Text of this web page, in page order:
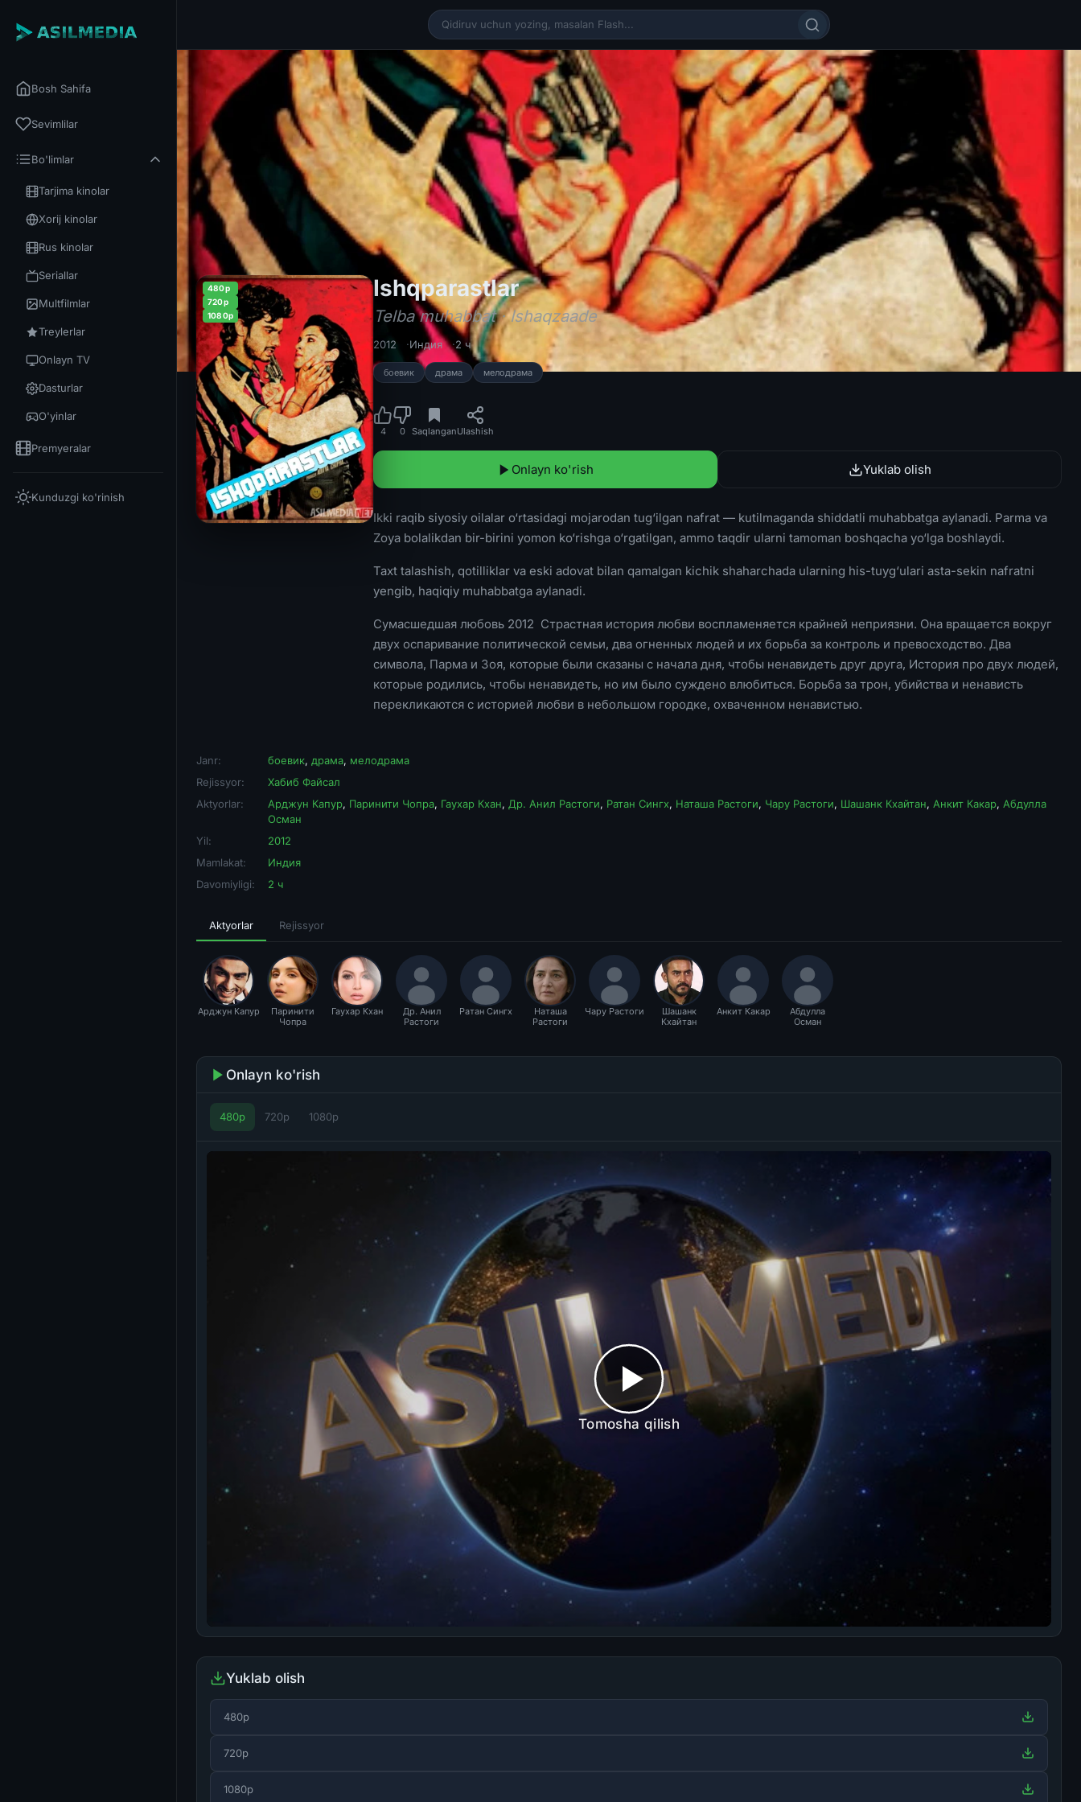
Bosh Sahifa
Sevimlilar
Bo'limlar
Tarjima kinolar
Xorij kinolar
Rus kinolar
Seriallar
Multfilmlar
Treylerlar
Onlayn TV
Dasturlar
O'yinlar
Premyeralar
Kunduzgi ko'rinish
480p
720p
1080p
IshqparastlarIshqparastlar / Telba muhabbat / Ishaqzaade
Telba muhabbat · Ishaqzaade
2012 Индия 2 ч
боевик драма мелодрама
4 0 SaqlanganUlashish
Onlayn ko'rish Yuklab olish
Ikki raqib siyosiy oilalar o‘rtasidagi mojarodan tug‘ilgan nafrat — kutilmaganda shiddatli muhabbatga aylanadi. Parma va
Zoya bolalikdan bir-birini yomon ko‘rishga o‘rgatilgan, ammo taqdir ularni tamoman boshqacha yo‘lga boshlaydi.
Taxt talashish, qotilliklar va eski adovat bilan qamalgan kichik shaharchada ularning his-tuyg‘ulari asta-sekin nafratni
yengib, haqiqiy muhabbatga aylanadi.
Сумасшедшая любовь 2012 Страстная история любви воспламеняется крайней неприязни. Она вращается вокруг
двух оспаривание политической семьи, два огненных людей и их борьба за контроль и превосходство. Два
символа, Парма и Зоя, которые были сказаны с начала дня, чтобы ненавидеть друг друга, История про двух людей,
которые родились, чтобы ненавидеть, но им было суждено влюбиться. Борьба за трон, убийства и ненависть
перекликаются с историей любви в небольшом городке, охваченном ненавистью.
Janr: боевик, драма, мелодрама
Rejissyor:
Хабиб Файсал
Aktyorlar:
Арджун Капур, Паринити Чопра, Гаухар Кхан, Др. Анил Растоги, Ратан Сингх, Наташа Растоги, Чару Растоги, Шашанк Кхайтан, Анкит Какар, Абдулла
Осман
Yil:
2012
Mamlakat:
Индия
Davomiyligi:
2 ч
Aktyorlar Rejissyor
Арджун Капур
Паринити
Чопра
Гаухар Кхан
Др. Анил
Растоги
Ратан Сингх
Наташа
Растоги
Чару Растоги
Шашанк
Кхайтан
Анкит Какар
Абдулла
Осман
Onlayn ko'rish
480p 720p 1080p
Tomosha qilish
Yuklab olish
480p
720p
1080p